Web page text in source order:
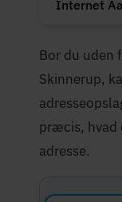
Internet
Bor du uden
Skinnerup,
præcis, hvad
adresse.